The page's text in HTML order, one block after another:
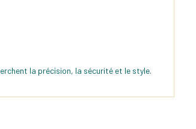
la précision, la sécurité et le style.